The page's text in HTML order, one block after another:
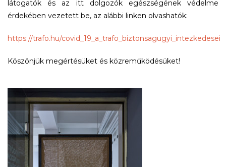
látogatók és az itt dolgozók egészségének védelme
érdekében vezetett be, az alábbi linken olvashatók:
https://trafo.hu/covid_19_a_trafo_biztonsagugyi_intezkedesei
Köszönjük megértésüket és közreműködésüket!